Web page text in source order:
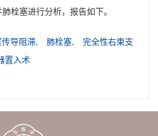
栓塞进行分析，报告如下。
导阻滞, 肺栓塞,
完全性右束支
置入术